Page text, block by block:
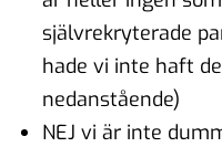
självrekryterade
hade vi inte haft
nedanstående)
NEJ vi är inte